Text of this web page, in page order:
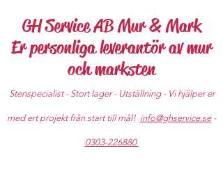
GH Service AB Mur & Mark
Er personliga leverantör av mur
och marksten
Stenspecialist - Stort lager - Utställning - Vi hjälper er
med ert projekt från start till mål! info@ghservice.se-
0303-226880